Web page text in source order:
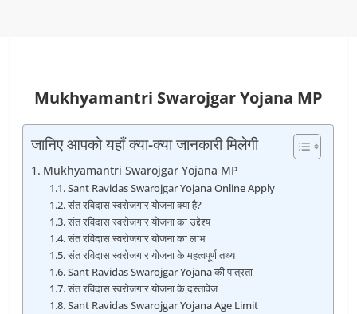
Mukhyamantri Swarojgar Yojana MP
जानिए आपको यहाँ क्या-क्या जानकारी मिलेगी
Mukhyamantri Swarojgar Yojana MP
Sant Ravidas Swarojgar Yojana Online Apply
संत रविदास स्‍वरोजगार योजना क्‍या है?
संत रविदास स्‍वरोजगार योजना का उद्देश्‍य
संत रविदास स्‍वरोजगार योजना का लाभ
संत रविदास स्‍वरोजगार योजना के महत्‍वपूर्ण तथ्‍य
Sant Ravidas Swarojgar Yojana की पात्रता
संत रविदास स्‍वरोजगार योजना के दस्‍तावेज
Sant Ravidas Swarojgar Yojana Age Limit